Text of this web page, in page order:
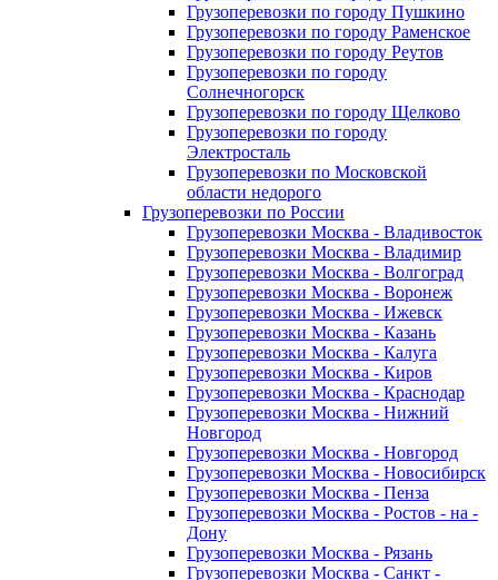
Грузоперевозки по городу Пушкино
Грузоперевозки по городу Раменское
Грузоперевозки по городу Реутов
Грузоперевозки по городу
Солнечногорск
Грузоперевозки по городу Щелково
Грузоперевозки по городу
Электросталь
Грузоперевозки по Московской
области недорого
Грузоперевозки по России
Грузоперевозки Москва - Владивосток
Грузоперевозки Москва - Владимир
Грузоперевозки Москва - Волгоград
Грузоперевозки Москва - Воронеж
Грузоперевозки Москва - Ижевск
Грузоперевозки Москва - Казань
Грузоперевозки Москва - Калуга
Грузоперевозки Москва - Киров
Грузоперевозки Москва - Краснодар
Грузоперевозки Москва - Нижний
Новгород
Грузоперевозки Москва - Новгород
Грузоперевозки Москва - Новосибирск
Грузоперевозки Москва - Пенза
Грузоперевозки Москва - Ростов - на -
Дону
Грузоперевозки Москва - Рязань
Грузоперевозки Москва - Санкт -